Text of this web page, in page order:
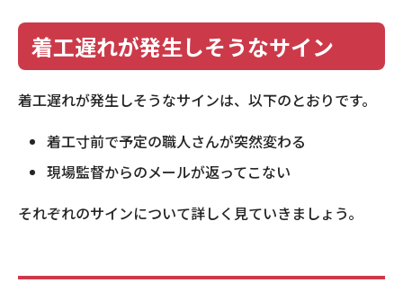
着工遅れが発生しそうなサイン
着工遅れが発生しそうなサインは、以下のとおりです。
着工寸前で予定の職人さんが突然変わる
現場監督からのメールが返ってこない
それぞれのサインについて詳しく見ていきましょう。